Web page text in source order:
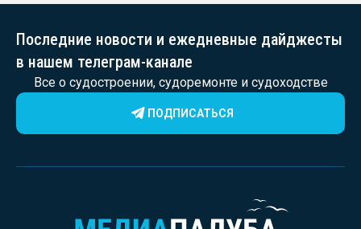
Последние новости и ежедневные дайджесты
в нашем телеграм-канале
Все о судостроении, судоремонте и судоходстве
ПОДПИСАТЬСЯ